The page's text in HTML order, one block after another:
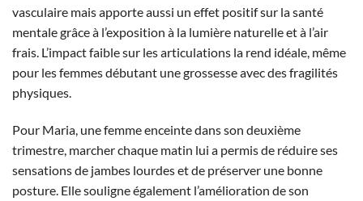
vasculaire mais apporte aussi un effet positif sur la santé
mentale grâce à l’exposition à la lumière naturelle et à l’air
frais. L’impact faible sur les articulations la rend idéale, même
pour les femmes débutant une grossesse avec des fragilités
physiques.
Pour Maria, une femme enceinte dans son deuxième
trimestre, marcher chaque matin lui a permis de réduire ses
sensations de jambes lourdes et de préserver une bonne
posture. Elle souligne également l’amélioration de son